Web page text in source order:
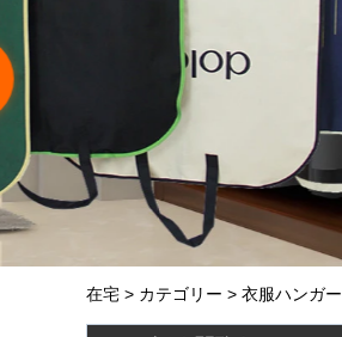
在宅 > カテゴリー > 衣服ハンガー